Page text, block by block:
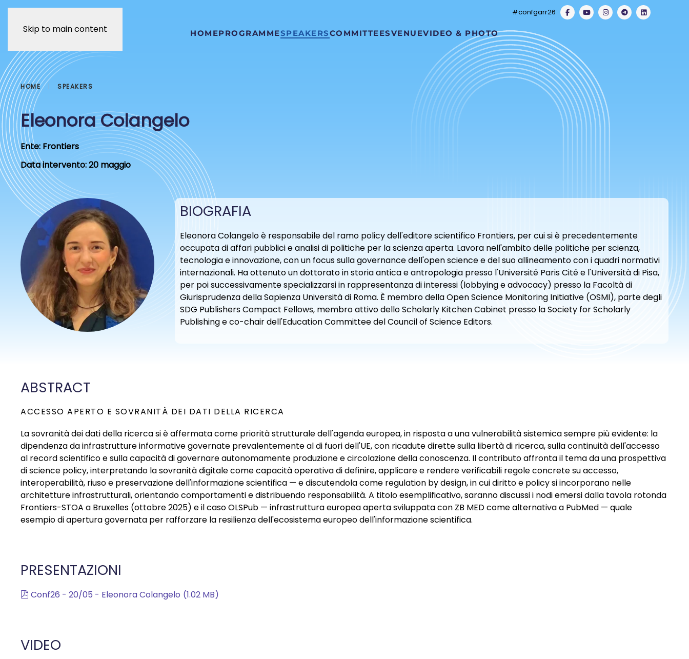
Skip to main content
#confgarr26
HOMEPROGRAMMESPEAKERSCOMMITTEESVENUEVIDEO & PHOTO
HOME SPEAKERS
Eleonora Colangelo
Ente: Frontiers
Data intervento:20 maggio
BIOGRAFIA
Eleonora Colangelo è responsabile del ramo policy dell'editore scientifico Frontiers, per cui si è precedentemente
occupata di affari pubblici e analisi di politiche per la scienza aperta. Lavora nell'ambito delle politiche per scienza,
tecnologia e innovazione, con un focus sulla governance dell'open science e del suo allineamento con i quadri normativi
internazionali. Ha ottenuto un dottorato in storia antica e antropologia presso l'Université Paris Cité e l'Università di Pisa,
per poi successivamente specializzarsi in rappresentanza di interessi (lobbying e advocacy) presso la Facoltà di
Giurisprudenza della Sapienza Università di Roma. È membro della Open Science Monitoring Initiative (OSMI), parte degli
SDG Publishers Compact Fellows, membro attivo dello Scholarly Kitchen Cabinet presso la Society for Scholarly
Publishing e co-chair dell'Education Committee del Council of Science Editors.
ABSTRACT
ACCESSO APERTO E SOVRANITÀ DEI DATI DELLA RICERCA
La sovranità dei dati della ricerca si è affermata come priorità strutturale dell'agenda europea, in risposta a una vulnerabilità sistemica sempre più evidente: la
dipendenza da infrastrutture informative governate prevalentemente al di fuori dell'UE, con ricadute dirette sulla libertà di ricerca, sulla continuità dell'accesso
al record scientifico e sulla capacità di governare autonomamente produzione e circolazione della conoscenza. Il contributo affronta il tema da una prospettiva
di science policy, interpretando la sovranità digitale come capacità operativa di definire, applicare e rendere verificabili regole concrete su accesso,
interoperabilità, riuso e preservazione dell'informazione scientifica — e discutendola come regulation by design, in cui diritto e policy si incorporano nelle
architetture infrastrutturali, orientando comportamenti e distribuendo responsabilità. A titolo esemplificativo, saranno discussi i nodi emersi dalla tavola rotonda
Frontiers-STOA a Bruxelles (ottobre 2025) e il caso OLSPub — infrastruttura europea aperta sviluppata con ZB MED come alternativa a PubMed — quale
esempio di apertura governata per rafforzare la resilienza dell'ecosistema europeo dell'informazione scientifica.
PRESENTAZIONI
pdf
Conf26 - 20/05 - Eleonora Colangelo (1.02 MB)
VIDEO